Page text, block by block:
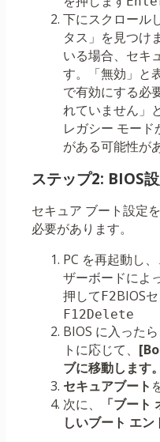
下にスクロール
タス」を見つけ
いる場合、セキ
す。「無効」と
で有効にする必
れていません」
レガシー モード
がある可能性が
ステップ2: BIOS
セキュア ブート設定
必要があります。
PC を再起動し
ザーボードによ
押して F2BIOS
F12Delete
BIOS に入った
トに応じて、
ブに移動します。
セキュアブート
次に、
「ブート
しいブート エ